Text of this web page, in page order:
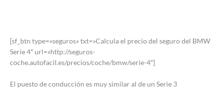
[sf_btn type=»seguros» txt=»Calcula el precio del seguro del BMW
Serie 4″ url=»http://seguros-
coche.autofacil.es/precios/coche/bmw/serie-4″]
El puesto de conducción es muy similar al de un Serie 3